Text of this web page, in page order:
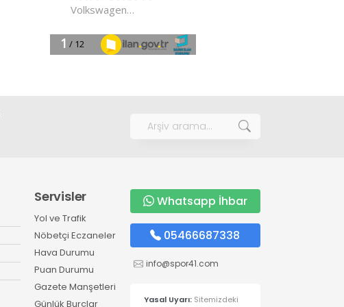
Servisler
Yol ve Trafik
Nöbetçi Eczaneler
Hava Durumu
Puan Durumu
Gazete Manşetleri
Günlük Burçlar
Whatsapp İhbar
05466687338
info@spor41.com
Yasal Uyarı: Sitemizdeki